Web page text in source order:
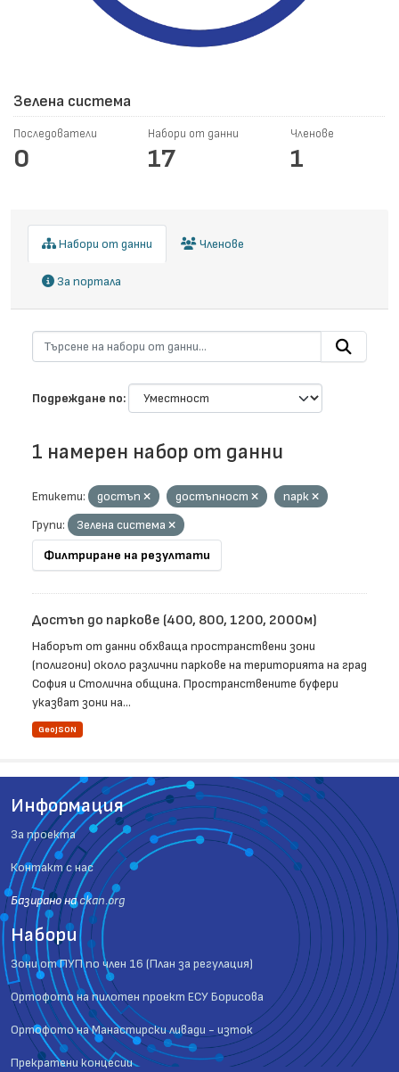
Зелена система
Последователи
0
Набори от данни
17
Членове
1
Набори от данни Членове
За портала
Подреждане по
1 намерен набор от данни
Етикети: достъп достъпност
парк
Групи:
Зелена система
Филтриране на резултати
Достъп до паркове (400, 800, 1200, 2000м)
Наборът от данни обхваща пространствени зони
(полигони) около различни паркове на територията на град
София и Столична община. Пространствените буфери
указват зони на...
GeoJSON
Информация
За проекта
Контакт с нас
Базиранo наckan.org
Набори
Зони от ПУП по член 16 (План за регулация)
Ортофото на пилотен проект ЕСУ Борисова
Ортофото на Манастирски ливади - изток
Прекратени концесии